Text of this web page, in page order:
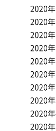
2020年
2020年
2020年
2020年
2020年
2020年
2020年
2020年
2020年
2020年